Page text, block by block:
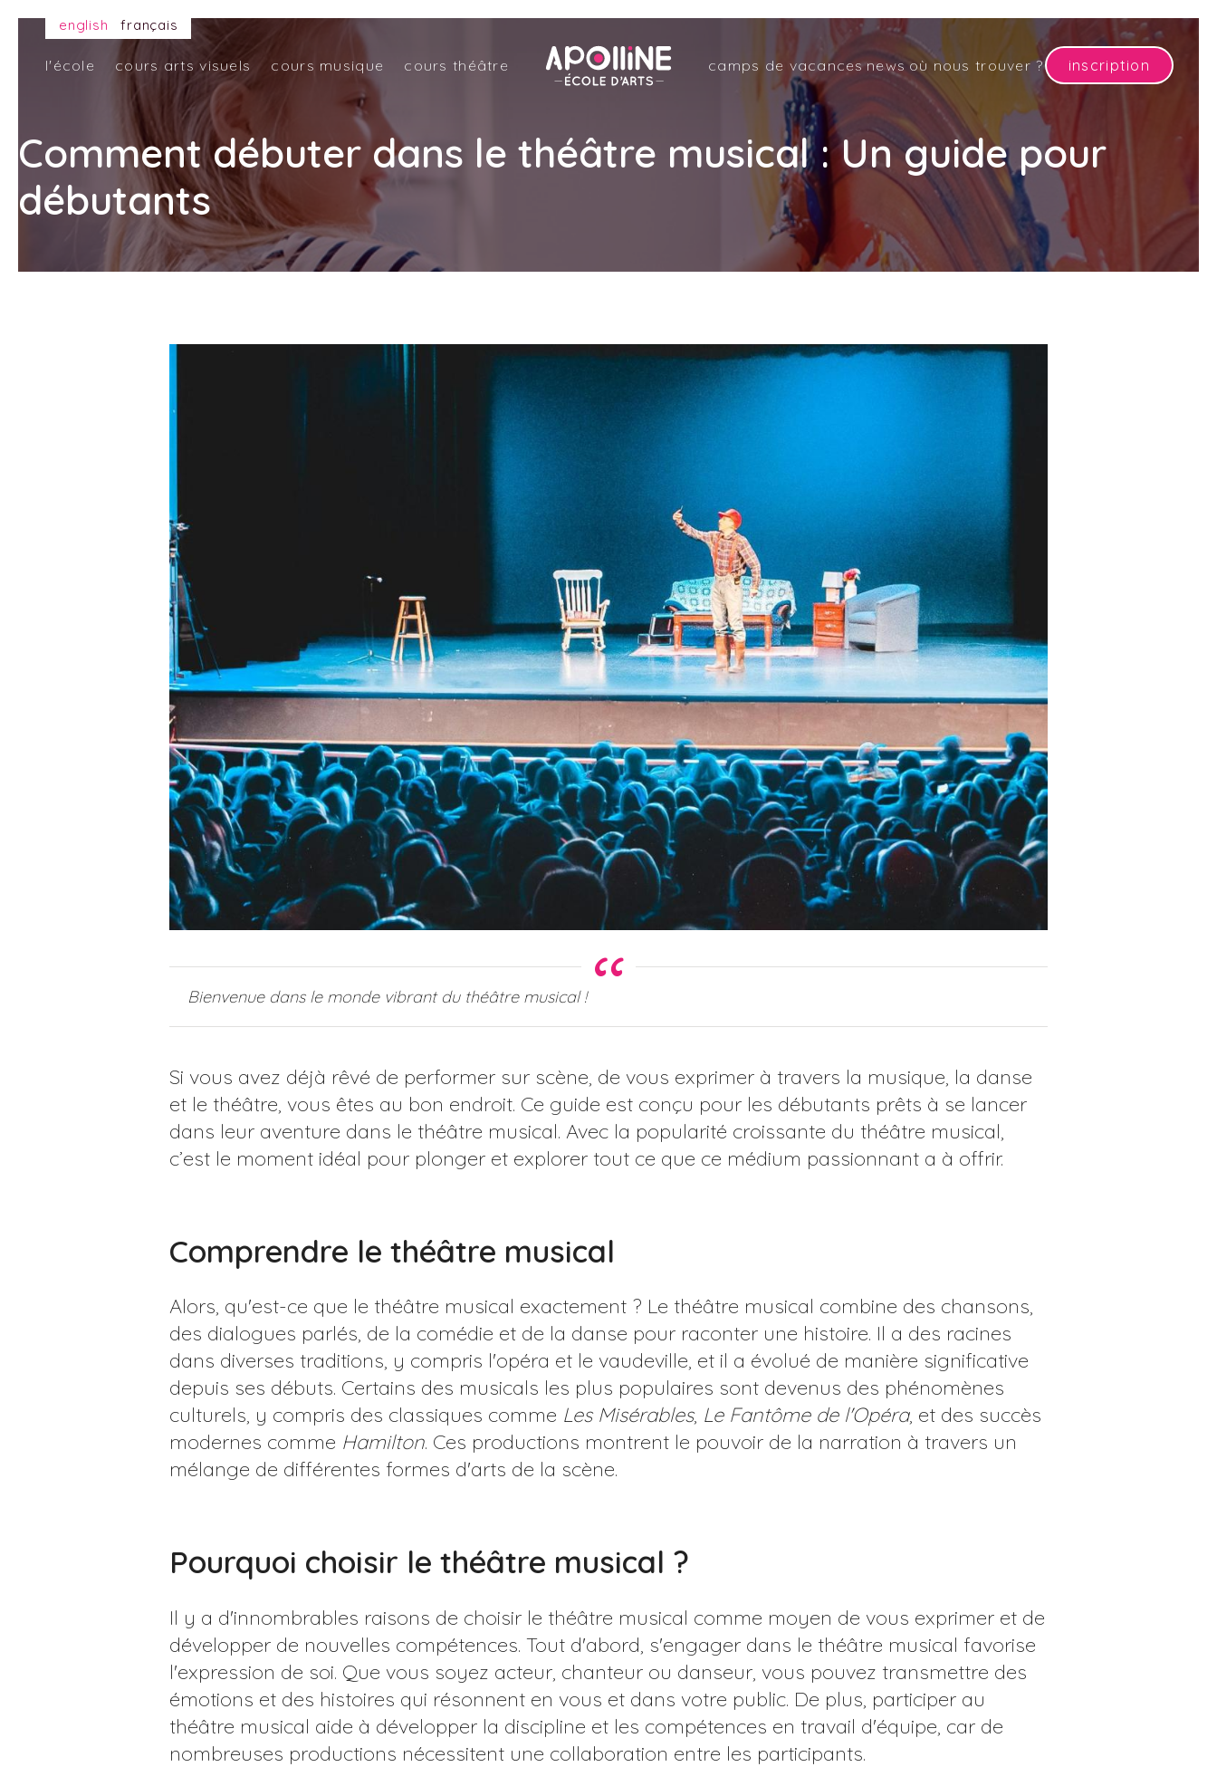
Apolline
–
École
l'école cours arts visuels cours musique cours théâtre camps de vacances news où nous trouver ? inscription
english français
Comment débuter dans le théâtre musical : Un guide pour
débutants
Bienvenue dans le monde vibrant du théâtre musical !
Si vous avez déjà rêvé de performer sur scène, de vous exprimer à travers la musique, la danse
et le théâtre, vous êtes au bon endroit. Ce guide est conçu pour les débutants prêts à se lancer
dans leur aventure dans le théâtre musical. Avec la popularité croissante du théâtre musical,
c’est le moment idéal pour plonger et explorer tout ce que ce médium passionnant a à offrir.
Comprendre le théâtre musical
Alors, qu'est-ce que le théâtre musical exactement ? Le théâtre musical combine des chansons,
des dialogues parlés, de la comédie et de la danse pour raconter une histoire. Il a des racines
dans diverses traditions, y compris l'opéra et le vaudeville, et il a évolué de manière significative
depuis ses débuts. Certains des musicals les plus populaires sont devenus des phénomènes
culturels, y compris des classiques comme Les Misérables, Le Fantôme de l'Opéra, et des succès
modernes comme Hamilton. Ces productions montrent le pouvoir de la narration à travers un
mélange de différentes formes d'arts de la scène.
Pourquoi choisir le théâtre musical ?
Il y a d'innombrables raisons de choisir le théâtre musical comme moyen de vous exprimer et de
développer de nouvelles compétences. Tout d'abord, s'engager dans le théâtre musical favorise
l'expression de soi. Que vous soyez acteur, chanteur ou danseur, vous pouvez transmettre des
émotions et des histoires qui résonnent en vous et dans votre public. De plus, participer au
théâtre musical aide à développer la discipline et les compétences en travail d'équipe, car de
nombreuses productions nécessitent une collaboration entre les participants.